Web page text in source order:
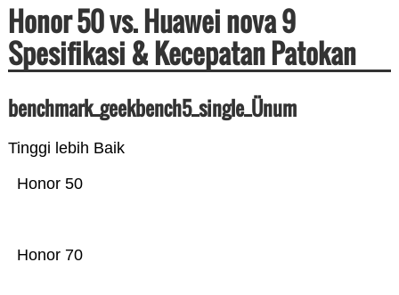
Honor 50 vs. Huawei nova 9
Spesifikasi & Kecepatan Patokan
benchmark_geekbench5_single_Ünum
Tinggi lebih Baik
Honor 70
Honor 50